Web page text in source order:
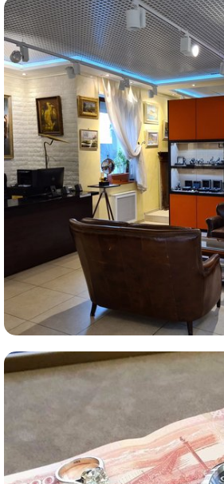
Комиссионная продажа